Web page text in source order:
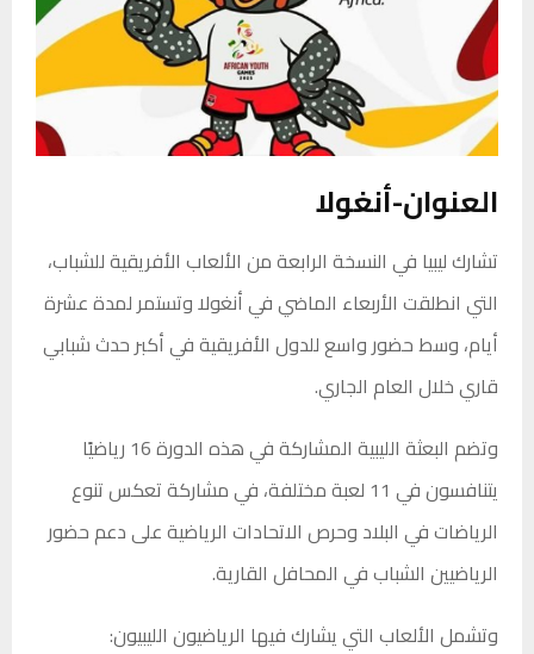
العنوان-أنغولا
تشارك ليبيا في النسخة الرابعة من الألعاب الأفريقية للشباب،
التي انطلقت الأربعاء الماضي في أنغولا وتستمر لمدة عشرة
أيام، وسط حضور واسع للدول الأفريقية في أكبر حدث شبابي
قاري خلال العام الجاري.
وتضم البعثة الليبية المشاركة في هذه الدورة 16 رياضيًا
يتنافسون في 11 لعبة مختلفة، في مشاركة تعكس تنوع
الرياضات في البلاد وحرص الاتحادات الرياضية على دعم حضور
الرياضيين الشباب في المحافل القارية.
وتشمل الألعاب التي يشارك فيها الرياضيون الليبيون: